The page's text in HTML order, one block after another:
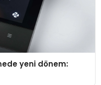
yeni dönem: